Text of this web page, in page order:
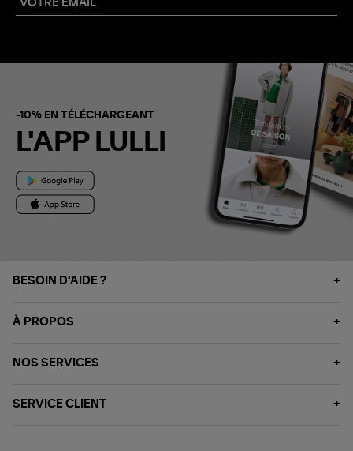
-10% EN TÉLÉCHARGEANT
L'APP LULLI
BESOIN D'AIDE ?
À PROPOS
NOS SERVICES
SERVICE CLIENT